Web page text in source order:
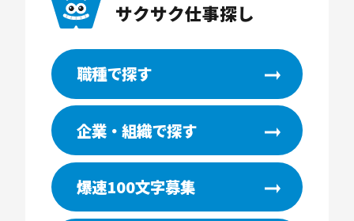
サクサク仕事探し
職種で探す
企業・組織で探す
爆速100文字募集